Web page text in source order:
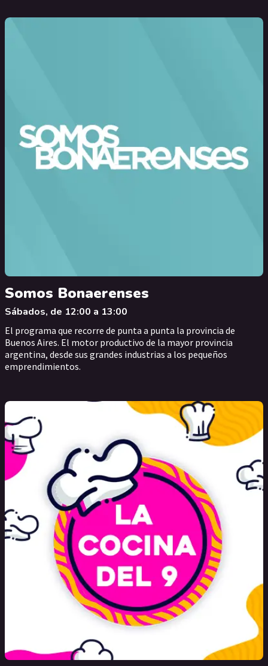
Somos Bonaerenses
Sábados, de 12:00 a 13:00
El programa que recorre de punta a punta la provincia de
Buenos Aires. El motor productivo de la mayor provincia
argentina, desde sus grandes industrias a los pequeños
emprendimientos.